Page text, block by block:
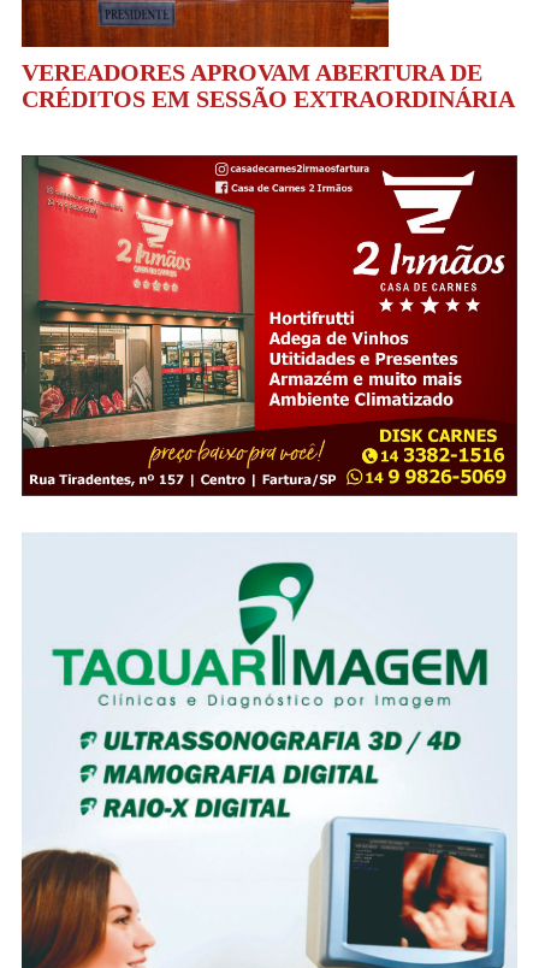
VEREADORES APROVAM ABERTURA DE
CRÉDITOS EM SESSÃO EXTRAORDINÁRIA